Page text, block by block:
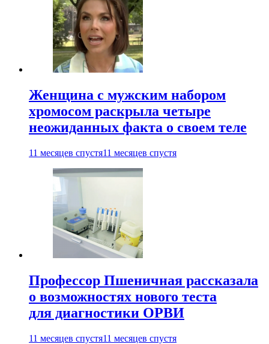
Женщина с мужским набором
хромосом раскрыла четыре
неожиданных факта о своем теле
11 месяцев спустя11 месяцев спустя
Профессор Пшеничная рассказала
о возможностях нового теста
для диагностики ОРВИ
11 месяцев спустя11 месяцев спустя